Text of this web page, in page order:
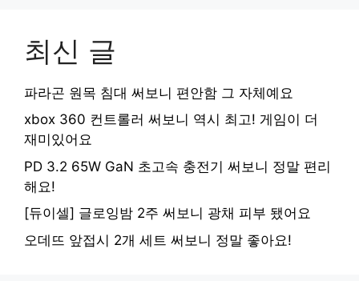
최신 글
파라곤 원목 침대 써보니 편안함 그 자체예요
xbox 360 컨트롤러 써보니 역시 최고! 게임이 더
재미있어요
PD 3.2 65W GaN 초고속 충전기 써보니 정말 편리
해요!
[듀이셀] 글로잉밤 2주 써보니 광채 피부 됐어요
오데뜨 앞접시 2개 세트 써보니 정말 좋아요!